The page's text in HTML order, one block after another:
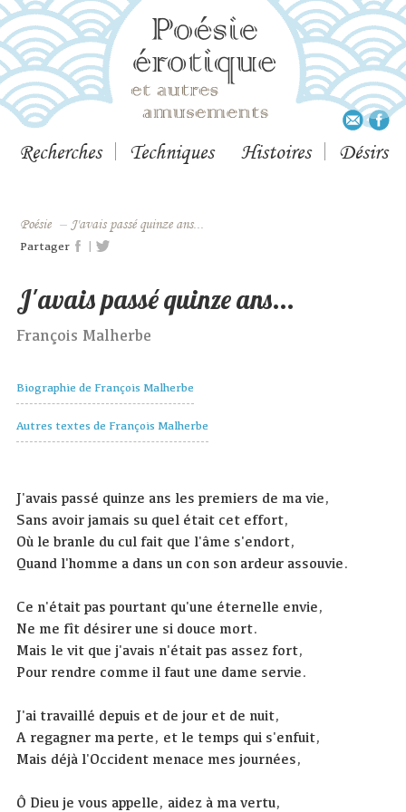
Recherches Techniques Histoires Désirs
Poésie – J'avais passé quinze ans...
Partager |
J'avais passé quinze ans...
François Malherbe
Biographie de François Malherbe
Autres textes de François Malherbe
J'avais passé quinze ans les premiers de ma vie,
Sans avoir jamais su quel était cet effort,
Où le branle du cul fait que l'âme s'endort,
Quand l'homme a dans un con son ardeur assouvie.
Ce n'était pas pourtant qu'une éternelle envie,
Ne me fît désirer une si douce mort.
Mais le vit que j'avais n'était pas assez fort,
Pour rendre comme il faut une dame servie.
J'ai travaillé depuis et de jour et de nuit,
A regagner ma perte, et le temps qui s'enfuit,
Mais déjà l'Occident menace mes journées,
Ô Dieu je vous appelle, aidez à ma vertu,